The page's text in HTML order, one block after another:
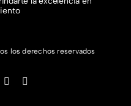
los derechos reservados